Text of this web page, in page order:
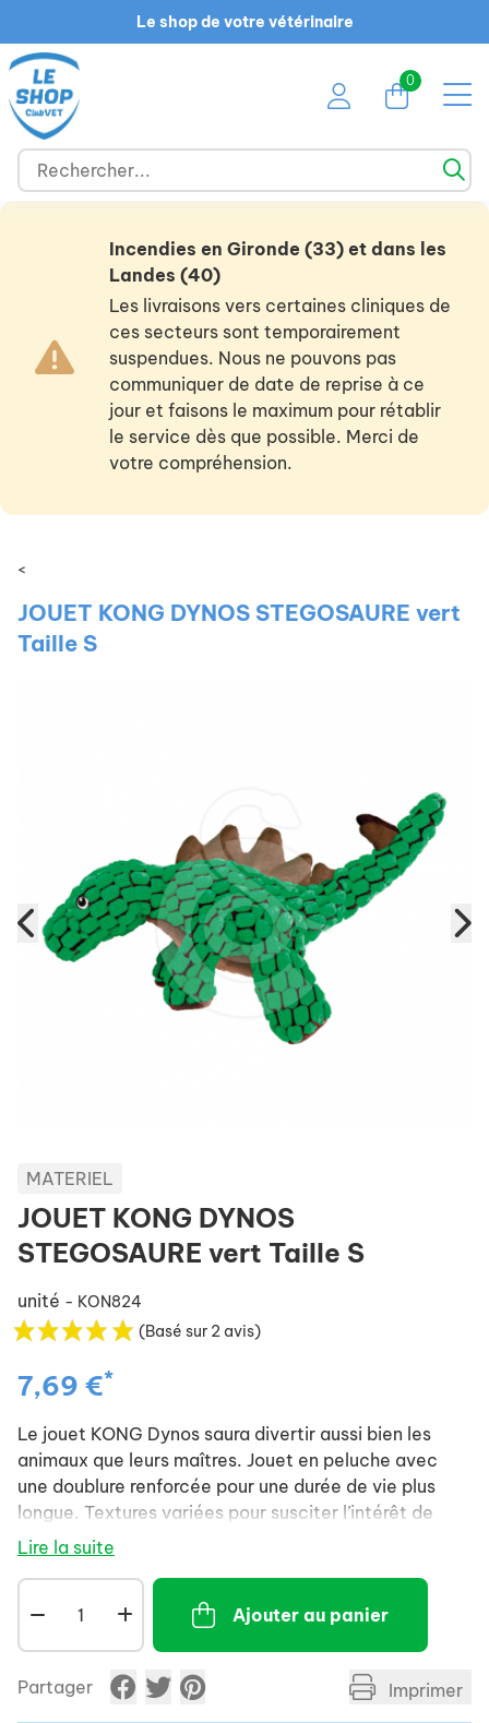
Le shop de votre vétérinaire
0
Incendies en Gironde (33) et dans les
Landes (40)
Les livraisons vers certaines cliniques de
ces secteurs sont temporairement
suspendues. Nous ne pouvons pas
communiquer de date de reprise à ce
jour et faisons le maximum pour rétablir
le service dès que possible. Merci de
votre compréhension.
<
JOUET KONG DYNOS STEGOSAURE vert
Taille S
MATERIEL
JOUET KONG DYNOS
STEGOSAURE vert Taille S
unité - KON824
(Basé sur 2 avis)
7,69 €*
Le jouet KONG Dynos saura divertir aussi bien les
animaux que leurs maîtres. Jouet en peluche avec
une doublure renforcée pour une durée de vie plus
longue. Textures variées pour susciter l’intérêt de
votre chien et encourager des jeux actifs. Produit
Lire la suite
Ajouter au panier
Partager Imprimer